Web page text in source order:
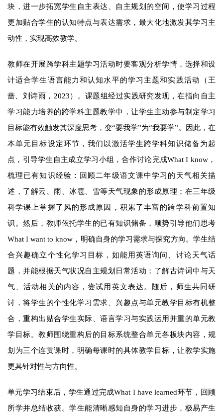
块，进一步拓宽学生自主表达、自主规划的空间，使学习过程
更加贴合学生的认知特点与表达需求，最大化地激发其学习主
动性，实现高效教学。
教师在开展跨学科主题学习活动时要客观分析学情，选择和设
计适合学生语言能力和认知水平的学习主题和实践活动（王
蔷、刘诗雨，2023）。课题组经过实践研究发现，在指向自主
学习能力培养的跨学科主题教学中，让学生主动参与制定学习
目标能有效触发其深度思考，变“要我学”为“我要学”。因此，在
本单元目标设定环节，我们以激活学生跨学科知识储备为起
点，引导学生自主成立学习小组，合作讨论完成What I know，
梳理已有知识经验：回顾二年级语文课中学习的天气相关描
述，了解云、雨、冰雹、雪等天气现象的形成原理；在三年级
科学课上掌握了风的形成原因，积累了丰富的跨学科前置知
识。然后，教师依托学生的已有知识储备，顺势引导他们思考
What I want to know，明确自身的学习需求与探究方向。学生结
合兴趣确立个性化学习目标，如能用英语询问、讨论天气话
题，并能根据天气状况自主规划日常活动；了解古诗词中与天
气、活动相关的内容，尝试用英文表达。随后，师生共同研
讨，将学生的个性化学习需求、兴趣点与单元教学目标有机整
合，重构出贴合学生实际、语言学习与实践运用并重的单元教
学目标。教师围绕重构后的目标系统整合单元各板块内容，规
划为三个连贯课时，明确每课时的具体教学目标，让教学实施
更具针对性与方向性。
单元学习结束后，学生通过完成What I have learned环节，回顾
所学并总结收获。学生能清晰感知自身的学习进步，极易产生